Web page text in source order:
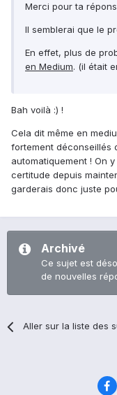
Merci pour ta
Il semblerai que le
En effet, plus de
en Medium. (il était
Bah voilà :) !
Cela dit même en
fortement déconseillés
automatiquement ! On
certitude depuis
garderais donc juste
Archivé
Ce sujet est
de nouvelles
Aller sur la liste des